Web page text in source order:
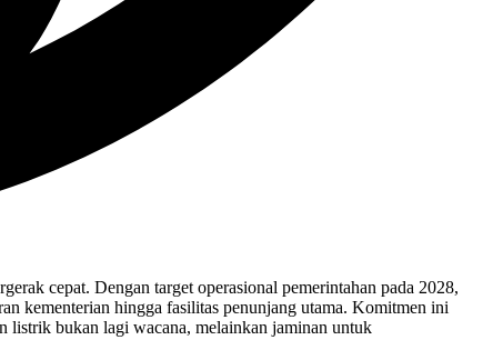
cepat. Dengan target operasional pemerintahan pada 2028,
kementerian hingga fasilitas penunjang utama. Komitmen ini
listrik bukan lagi wacana, melainkan jaminan untuk